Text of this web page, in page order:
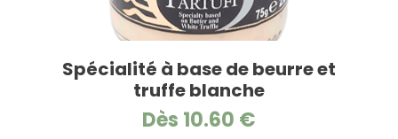
Spécialité à base de beurre et
truffe blanche
Dès 10.60 €